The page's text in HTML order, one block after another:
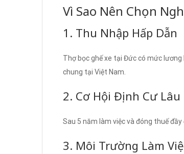
Vì Sao Nên Chọn
1. Thu Nhập Hấp Dẫn
Thợ bọc ghế xe tại Đức có mức
chung tại Việt Nam.
2. Cơ Hội Định Cư Lâu
Sau 5 năm làm việc và đóng thuế
3. Môi Trường Làm